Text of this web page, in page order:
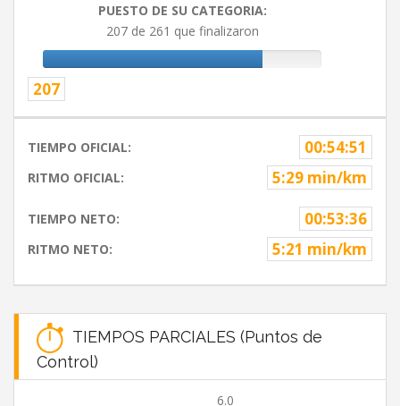
PUESTO DE SU CATEGORIA:
207 de 261 que finalizaron
207
TIEMPO OFICIAL: 00:54:51
RITMO OFICIAL: 5:29 min/km
TIEMPO NETO: 00:53:36
RITMO NETO: 5:21 min/km
TIEMPOS PARCIALES (Puntos de
Control)
6.0